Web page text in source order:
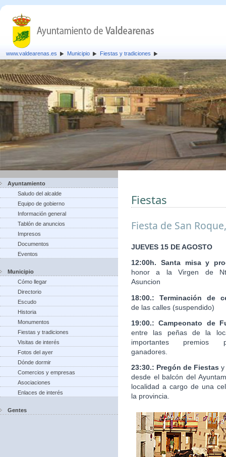
www.valdearenas.es Municipio Fiestas y tradiciones
Ayuntamiento
Saludo del alcalde
Equipo de gobierno
Información general
Tablón de anuncios
Impresos
Documentos
Eventos
Municipio
Cómo llegar
Directorio
Escudo
Historia
Monumentos
Fiestas y tradiciones
Visitas de interés
Fotos del ayer
Dónde dormir
Comercios y empresas
Asociaciones
Enlaces de interés
Gentes
Fiestas
Fiesta de San
JUEVES 15 DE AGOSTO
12:00h. Santa misa y
honor a la Virgen de
Asuncion
18:00.: Terminación de
de las calles (suspendido)
19:00.: Campeonato de
entre las peñas de la
importantes premios
ganadores.
23:30.: Pregón de Fiestas y
desde el balcón del
localidad a cargo de una
la provincia.